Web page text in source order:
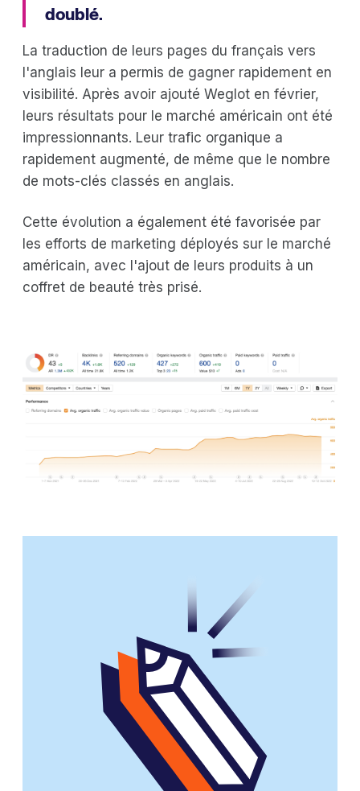
doublé.
La traduction de leurs pages du français vers
l'anglais leur a permis de gagner rapidement en
visibilité. Après avoir ajouté Weglot en février,
leurs résultats pour le marché américain ont été
impressionnants. Leur trafic organique a
rapidement augmenté, de même que le nombre
de mots-clés classés en anglais.
Cette évolution a également été favorisée par
les efforts de marketing déployés sur le marché
américain, avec l'ajout de leurs produits à un
coffret de beauté très prisé.